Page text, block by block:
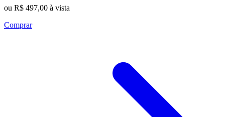
ou R$ 497,00 à vista
Comprar